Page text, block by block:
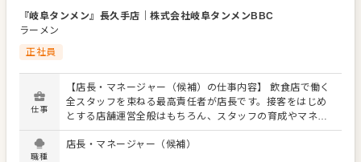
『岐阜タンメン』長久手店 ｜株式会社岐阜タンメンBBC
ラーメン
正社員
仕事
【店長・マネージャー（候補）の仕事内容】 飲食店で働く
全スタッフを束ねる最高責任者が店長です。接客をはじめ
とする店舗運営全般はもちろん、スタッフの育成やマネジ
メントといった重要な役割を担います。また、販促イベン
トやキャンペーンの企画など売上に直結するやりがいある
職種
店長・マネージャー（候補）